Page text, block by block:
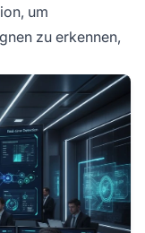
um
zu erkennen,